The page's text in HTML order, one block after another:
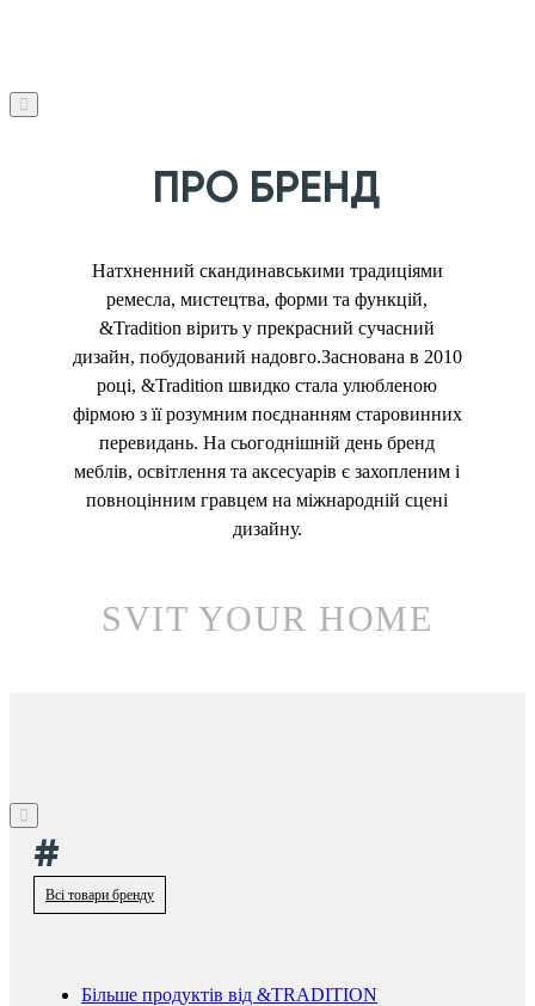
ПРО БРЕНД
Натхненний скандинавськими традиціями
ремесла, мистецтва, форми та функцій,
&Tradition вірить у прекрасний сучасний
дизайн, побудований надовго.Заснована в 2010
році, &Tradition швидко стала улюбленою
фірмою з її розумним поєднанням старовинних
перевидань. На сьогоднішній день бренд
меблів, освітлення та аксесуарів є захопленим і
повноцінним гравцем на міжнародній сцені
дизайну.
SVIT YOUR HOME
#
Всі товари бренду
Більше продуктів від &TRADITION